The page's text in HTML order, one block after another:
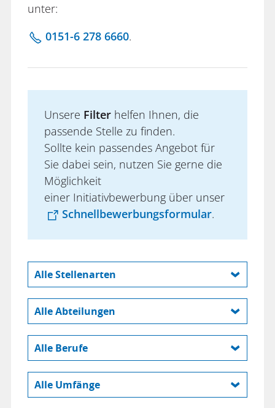
unter:
0151-6 278 6660.
Unsere Filter helfen Ihnen, die
passende Stelle zu finden.
Sollte kein passendes Angebot für
Sie dabei sein, nutzen Sie gerne die
Möglichkeit
einer Initiativbewerbung über unser
Schnellbewerbungsformular.
Alle Stellenarten
Ausbildung
Duales Studium
Ehrenamt
Fachkraft
Alle Abteilungen
Ambulant Unterstütztes Wohnen
Besondere Wohnformen
Bildung und Freizeit
Alle Berufe
Ausbildung
Alle Umfänge